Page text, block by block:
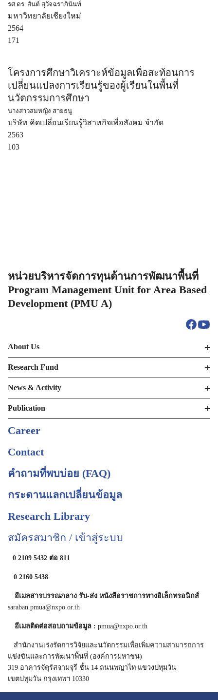
รศ.ดร. สันต์ สุวัจฉราภินันท์
มหาวิทยาลัยเชียงใหม่
2564
171
โครงการศึกษาวิเคราะห์ข้อมูลเพื่อสะท้อนการ
เปลี่ยนแปลงการเรียนรู้ของผู้เรียนในพื้นที่
นวัตกรรมการศึกษา
นางสาวสมหญิง สายธนู
บริษัท คิดเปลี่ยนเรียนรู้วิสาหกิจเพื่อสังคม จำกัด
2563
103
หน่วยบริหารจัดการทุนด้านการพัฒนาพื้นที่
Program Management Unit for Area Based
Development (PMU A)
About Us
Research Fund
News & Activity
Publication
Career
Contact
คำถามที่พบบ่อย (FAQ)
กระดานแลกเปลี่ยนข้อมูล
Research Library
สมัครสมาชิก / เข้าสู่ระบบ
0 2109 5432 ต่อ 811
0 2160 5438
อีเมลสารบรรณกลาง รับ-ส่ง หนังสือราชการทางอิเล็กทรอนิกส์
saraban.pmua@nxpo.or.th
อีเมลติดต่อสอบถามข้อมูล : pmua@nxpo.or.th
สำนักงานเร่งรัดการวิจัยและนวัตกรรมเพื่อเพิ่มความสามารถการ
แข่งขันและการพัฒนาพื้นที่ (องค์การมหาชน)
319 อาคารจัตุรัสจามจุรี ชั้น 14 ถนนพญาไท แขวงปทุมวัน
เขตปทุมวัน กรุงเทพฯ 10330